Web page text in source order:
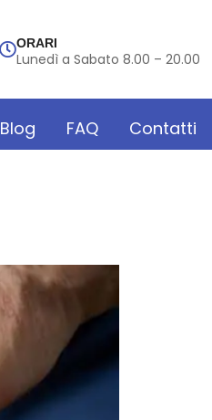
ORARI
Lunedì a Sabato 8.00 – 20.00
Blog FAQ Contatti